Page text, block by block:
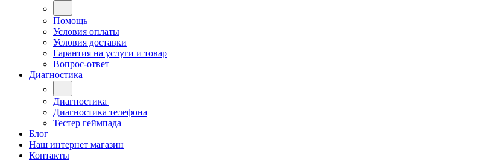
Помощь
Условия оплаты
Условия доставки
Гарантия на услуги и товар
Вопрос-ответ
Диагностика
Диагностика
Диагностика телефона
Тестер геймпада
Блог
Наш интернет магазин
Контакты